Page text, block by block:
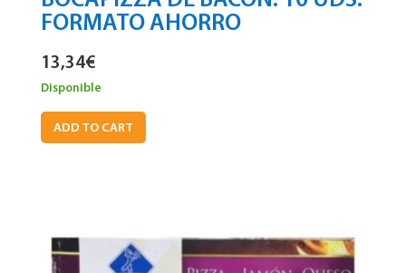
FORMATO AHORRO
13,34€
Disponible
ADD TO CART